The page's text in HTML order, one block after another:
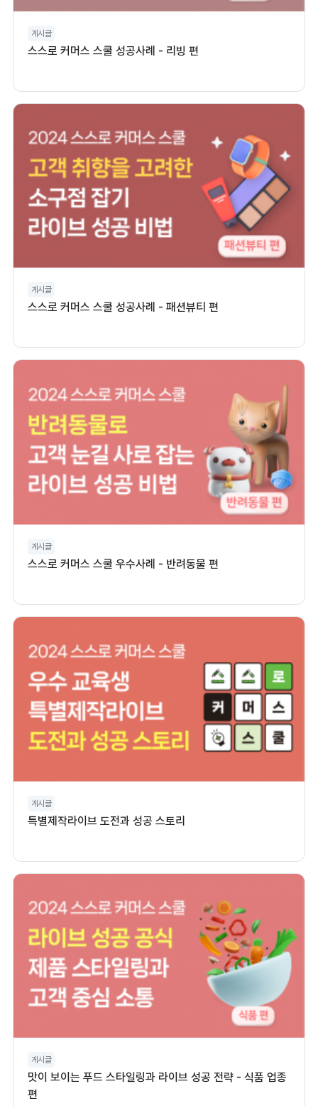
게시글
스스로 커머스 스쿨 성공사례 - 리빙 편
게시글
스스로 커머스 스쿨 성공사례 - 패션뷰티 편
게시글
스스로 커머스 스쿨 우수사례 - 반려동물 편
게시글
특별제작라이브 도전과 성공 스토리
게시글
맛이 보이는 푸드 스타일링과 라이브 성공 전략 - 식품 업종
편